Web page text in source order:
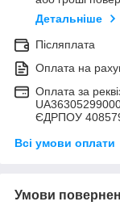
Детальніше
Післяплата
Оплата на
Оплата за
ЄДРПОУ
Всі умови оплати
Умови